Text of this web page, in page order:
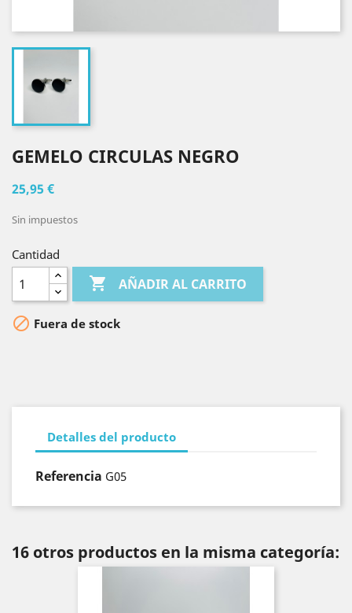
GEMELO CIRCULAS NEGRO
25,95 €
Sin impuestos
Cantidad
 AÑADIR AL CARRITO
 Fuera de stock
Detalles del producto
Referencia G05
16 otros productos en la misma categoría: